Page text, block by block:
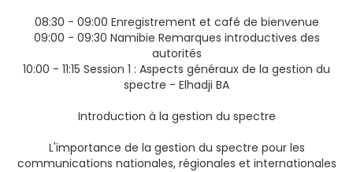
08:30 - 09:00 Enregistrement et café de bienvenue
09:00 - 09:30 Namibie Remarques introductives des
autorités
10:00 - 11:15 Session 1 : Aspects généraux de la gestion du
spectre - Elhadji BA
Introduction à la gestion du spectre
L'importance de la gestion du spectre pour les
communications nationales, régionales et internationales